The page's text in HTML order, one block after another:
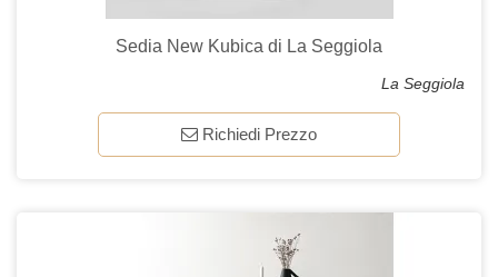
Sedia New Kubica di La Seggiola
La Seggiola
Richiedi Prezzo